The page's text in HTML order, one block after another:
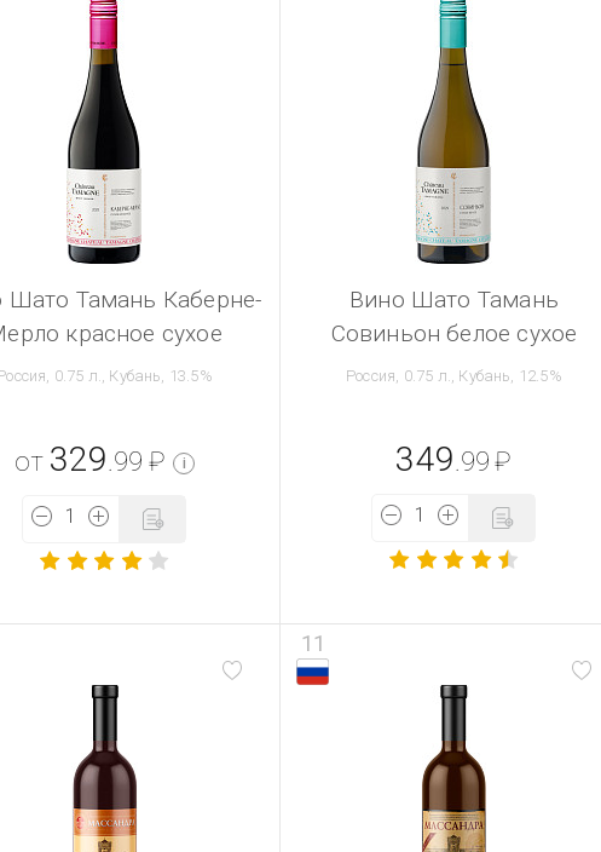
Шато Тамань Каберне-
красное сухое
0.75 л., Кубань, 13.5%
от 329 .99 ₽ i
Вино Шато Тамань
Совиньон белое сухое
Россия, 0.75 л., Кубань, 12.5%
349 .99 ₽
11